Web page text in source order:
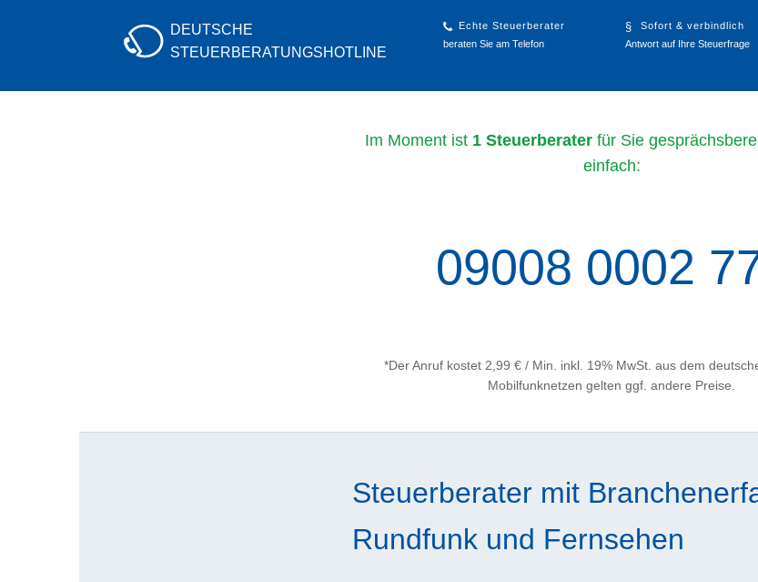
DEUTSCHE
STEUERBERATUNGSHOTLINE
Echte Steuerberater
beraten Sie am Telefon
Sofort & verbindlich
Antwort auf Ihre Steuerfrage
Im Moment ist 1 Steuerberater für Sie
einfach:
09008 0002
*Der Anruf kostet 2,99 € / Min. inkl. 19% MwSt. aus dem
Mobilfunknetzen gelten ggf. andere Preise.
Steuerberater mit
Rundfunk und Fernsehen